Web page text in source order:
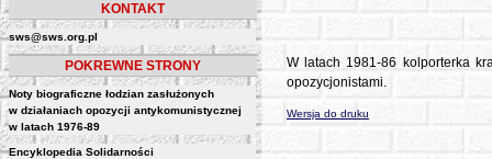
KONTAKT
sws@sws.org.pl
POKREWNE STRONY
Noty biograficzne łodzian zasłużonych
w działaniach opozycji antykomunistycznej
w latach 1976-89
Encyklopedia Solidarności
W latach 1981-86 kolporterka
opozycjonistami.
Wersja do druku